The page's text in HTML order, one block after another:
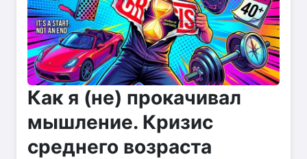
Как я (не) прокачивал
мышление. Кризис
среднего возраста